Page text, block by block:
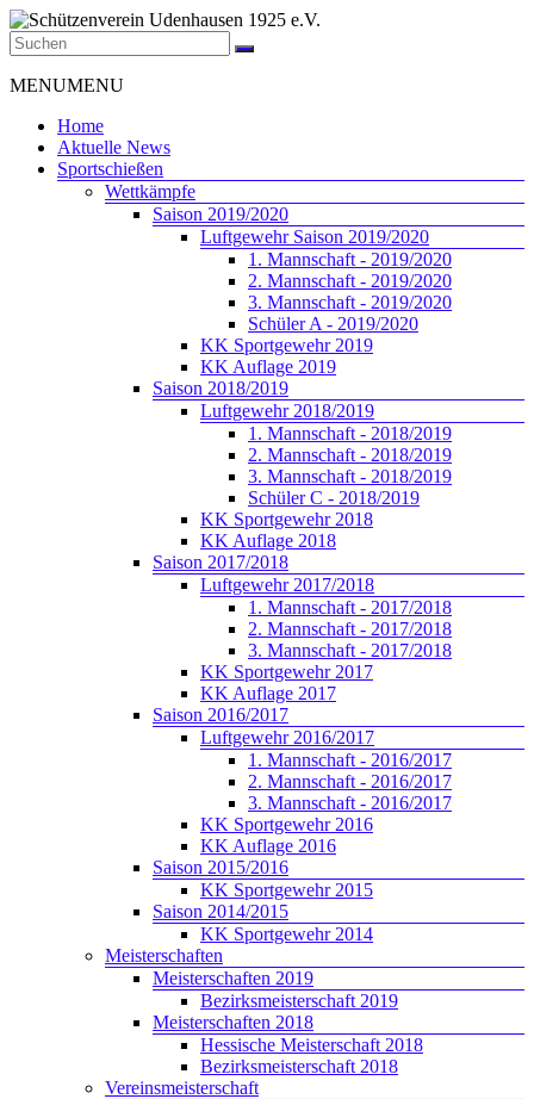
Zum
Inhalt
springen
Schützenverein
Udenhausen
e.V.
Schützenverein
Menü
MENUMENU
Home
Aktuelle News
Sportschießen
Wettkämpfe
Saison 2019/2020
Luftgewehr Saison 2019/2020
1. Mannschaft - 2019/2020
2. Mannschaft - 2019/2020
3. Mannschaft - 2019/2020
Schüler A - 2019/2020
KK Sportgewehr 2019
KK Auflage 2019
Saison 2018/2019
Luftgewehr 2018/2019
1. Mannschaft - 2018/2019
2. Mannschaft - 2018/2019
3. Mannschaft - 2018/2019
Schüler C - 2018/2019
KK Sportgewehr 2018
KK Auflage 2018
Saison 2017/2018
Luftgewehr 2017/2018
1. Mannschaft - 2017/2018
2. Mannschaft - 2017/2018
3. Mannschaft - 2017/2018
KK Sportgewehr 2017
KK Auflage 2017
Saison 2016/2017
Luftgewehr 2016/2017
1. Mannschaft - 2016/2017
2. Mannschaft - 2016/2017
3. Mannschaft - 2016/2017
KK Sportgewehr 2016
KK Auflage 2016
Saison 2015/2016
KK Sportgewehr 2015
Saison 2014/2015
KK Sportgewehr 2014
Meisterschaften
Meisterschaften 2019
Bezirksmeisterschaft 2019
Meisterschaften 2018
Hessische Meisterschaft 2018
Bezirksmeisterschaft 2018
Vereinsmeisterschaft